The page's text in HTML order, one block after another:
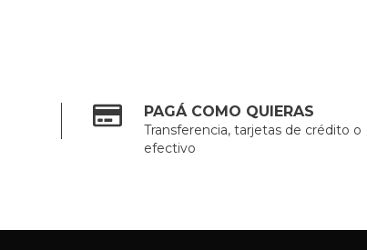
PAGÁ COMO QUIERAS
Transferencia, tarjetas de crédito o
efectivo